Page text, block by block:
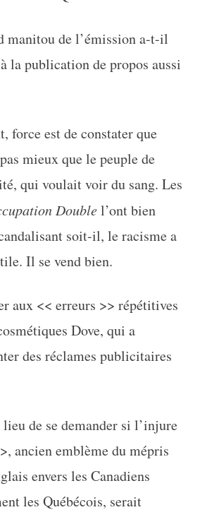
manitou de l’émission a-t-il
la publication de propos aussi
force est de constater que
mieux que le peuple de
qui voulait voir du sang. Les
Doublel’ont bien
soit-il, le racisme a
Il se vend bien.
aux << erreurs >> répétitives
Dove, qui a
des réclames publicitaires
de se demander si l’injure
ancien emblème du mépris
envers les Canadiens
les Québécois, serait